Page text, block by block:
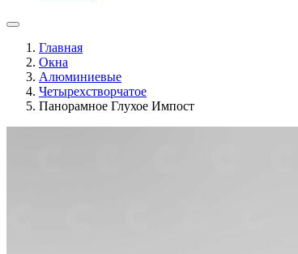
Главная
Окна
Алюминиевые
Четырехстворчатое
Панорамное Глухое Импост